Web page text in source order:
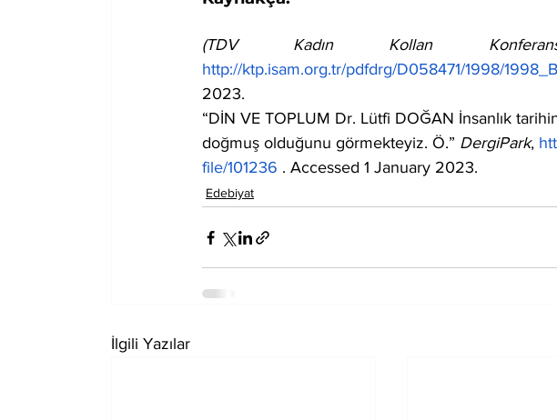
(TDV Kadın Kollan
http://ktp.isam.org.tr/pdfdrg/D058471/1998/
2023.
“DİN VE TOPLUM Dr. Lütfi DOĞAN İnsanlık
doğmuş olduğunu görmekteyiz. Ö.” DergiPark,
file/101236 . Accessed 1 January 2023.
Edebiyat
İlgili Yazılar